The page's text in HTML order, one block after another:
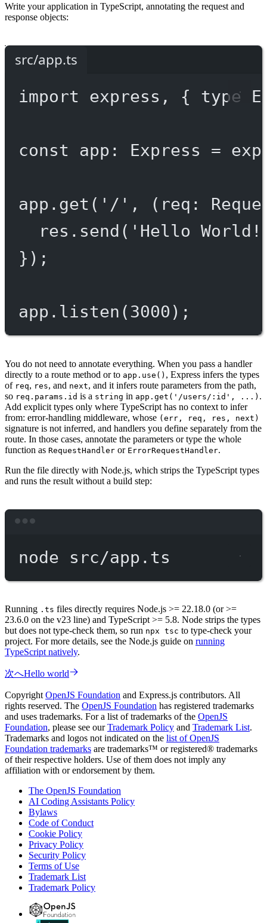
Write your application in TypeScript, annotating the request and
response objects:
src/app.ts
import express, { type
const app : Express =
app. get ( '/' , ( req :
res. send ( 'Hello
});
app. listen (3000 );
You do not need to annotate everything. When you pass a handler
directly to a route method or to app.use() , Express infers the types
of req, res, and next, and it infers route parameters from the path,
so req.params.id is a string in app.get('/users/:id', ...) .
Add explicit types only where TypeScript has no context to infer
from: error-handling middleware, whose (err, req, res, next)
signature is not inferred, and handlers you define separately from the
route. In those cases, annotate the parameters or type the whole
function as RequestHandler or ErrorRequestHandler.
Run the file directly with Node.js, which strips the TypeScript types
and runs the result without a build step:
node src/app.ts
Running .ts files directly requires Node.js >= 22.18.0 (or >=
23.6.0 on the v23 line) and TypeScript >= 5.8. Node strips the types
but does not type-check them, so run npx tsc to type-check your
project. For more details, see the Node.js guide on running
TypeScript natively.
次へHello world
CopyrightOpenJS Foundation and Express.js contributors. All
rights reserved. The OpenJS Foundation has registered trademarks
and uses trademarks. For a list of trademarks of the OpenJS
Foundation, please see ourTrademark Policy and Trademark List.
Trademarks and logos not indicated on the list of OpenJS
Foundation trademarks are trademarks™ or registered® trademarks
of their respective holders. Use of them does not imply any
affiliation with or endorsement by them.
The OpenJS Foundation
AI Coding Assistants Policy
Bylaws
Code of Conduct
Cookie Policy
Privacy Policy
Security Policy
Terms of Use
Trademark List
Trademark Policy